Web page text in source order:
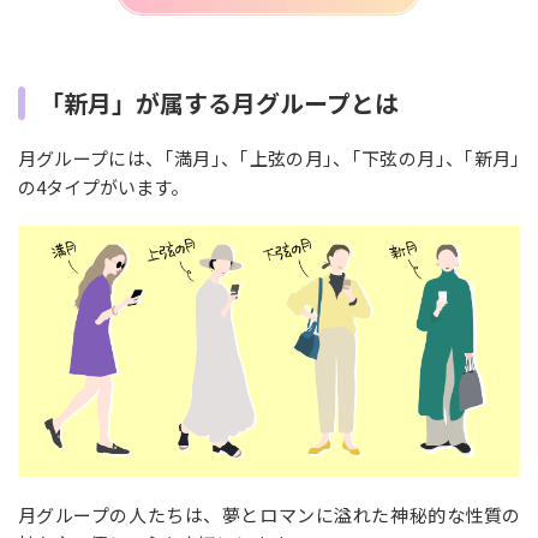
「新月」が属する月グループとは
月グループには、｢満月｣、｢上弦の月｣、｢下弦の月｣、｢新月｣
の4タイプがいます。
月グループの人たちは、夢とロマンに溢れた神秘的な性質の